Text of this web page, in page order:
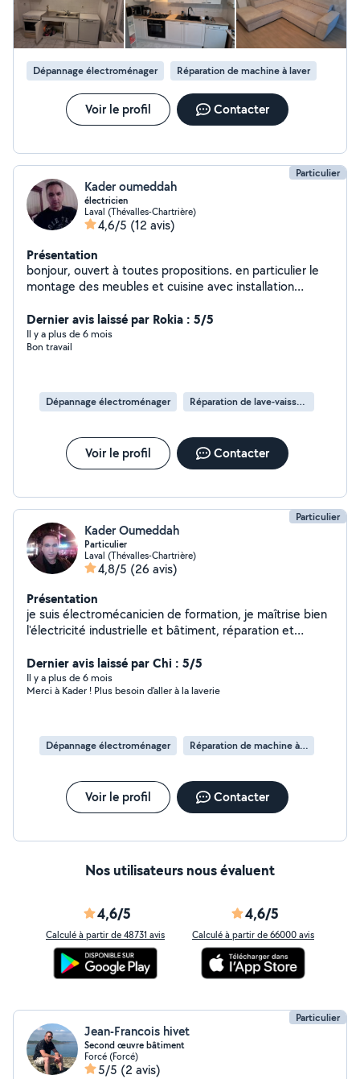
Dépannage électroménager Réparation de machine à laver
Voir le profil Contacter
Particulier
Kader oumeddah
électricien
Laval (Thévalles-Chartrière)
4,6/5 (12 avis)
Présentation
bonjour, ouvert à toutes propositions. en particulier le
montage des meubles et cuisine avec installation
Dernier avis laissé par Rokia : 5/5
Il y a plus de 6 mois
Bon travail
Dépannage électroménager Réparation de lave-vaisselle
Voir le profil Contacter
Particulier
Kader Oumeddah
Particulier
Laval (Thévalles-Chartrière)
4,8/5 (26 avis)
Présentation
je suis électromécanicien de formation, je maîtrise bien
l'électricité industrielle et bâtiment, réparation et
installation et intervention sur les armoires électriques,
travaux de peinture et montage de
meubles.zerosixzero8975829
Dernier avis laissé par Chi : 5/5
Il y a plus de 6 mois
Merci à Kader ! Plus besoin d'aller à la laverie
Dépannage électroménager Réparation de machine à laver
Voir le profil Contacter
Nos utilisateurs nous évaluent
4,6/5
Calculé à partir de 48731 avis
4,6/5
Calculé à partir de 66000 avis
Particulier
Jean-Francois hivet
Second œuvre bâtiment
Forcé (Forcé)
5/5 (2 avis)